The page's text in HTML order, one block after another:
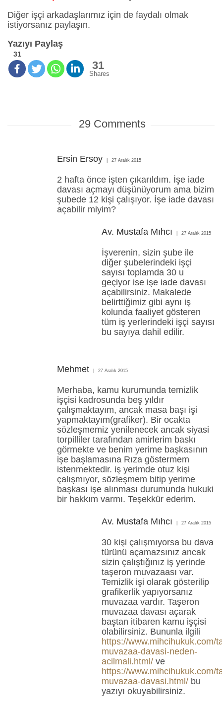
Diğer işçi arkadaşlarımız için de faydalı olmak
istiyorsanız paylaşın.
Yazıyı Paylaş
31
31
Shares
29 Comments
Ersin Ersoy 27 Aralık 2015
2 hafta önce işten çıkarıldım. İşe iade
davası açmayı düşünüyorum ama bizim
şubede 12 kişi çalışıyor. İşe iade davası
açabilir miyim?
Av. Mustafa Mıhcı 27 Aralık 2015
İşverenin, sizin şube ile
diğer şubelerindeki işçi
sayısı toplamda 30 u
geçiyor ise işe iade davası
açabilirsiniz. Makalede
belirttiğimiz gibi aynı iş
kolunda faaliyet gösteren
tüm iş yerlerindeki işçi sayısı
bu sayıya dahil edilir.
Mehmet 27 Aralık 2015
Merhaba, kamu kurumunda temizlik
işçisi kadrosunda beş yıldır
çalışmaktayım, ancak masa başı işi
yapmaktayım(grafiker). Bir ocakta
sözleşmemiz yenilenecek ancak siyasi
torpilliler tarafından amirlerim baskı
görmekte ve benim yerime başkasının
işe başlamasına Rıza göstermem
istenmektedir. iş yerimde otuz kişi
çalışmıyor, sözleşmem bitip yerime
başkası işe alınması durumunda hukuki
bir hakkım varmı. Teşekkür ederim.
Av. Mustafa Mıhcı 27 Aralık 2015
30 kişi çalışmıyorsa bu dava
türünü açamazsınız ancak
sizin çalıştığınız iş yerinde
taşeron muvazaası var.
Temizlik işi olarak gösterilip
grafikerlik yapıyorsanız
muvazaa vardır. Taşeron
muvazaa davası açarak
baştan itibaren kamu işçisi
olabilirsiniz. Bununla ilgili
https://www.mihcihukuk.com/
muvazaa-davasi-neden-
acilmali.html/ ve
https://www.mihcihukuk.com/
muvazaa-davasi.html/ bu
yazıyı okuyabilirsiniz.